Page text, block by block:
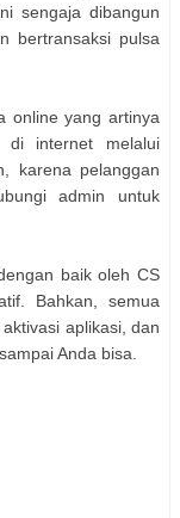
sengaja dibangun
bertransaksi pulsa
online yang artinya
di internet melalui
karena pelanggan
admin untuk
baik oleh CS
Bahkan, semua
aplikasi, dan
Anda bisa.